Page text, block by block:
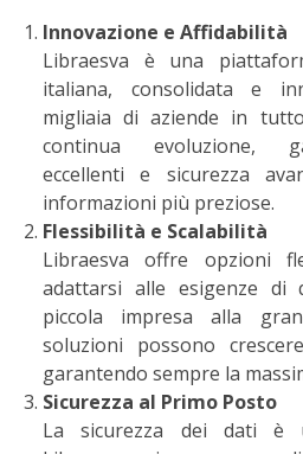
Innovazione e Affidabilità
Libraesva è una
italiana, consolidata e
migliaia di aziende in
continua evoluzione,
eccellenti e sicurezza
informazioni più preziose.
Flessibilità e Scalabilità
Libraesva offre opzioni
adattarsi alle esigenze di
piccola impresa alla
soluzioni possono
garantendo sempre la
Sicurezza al Primo Posto
La sicurezza dei dati è